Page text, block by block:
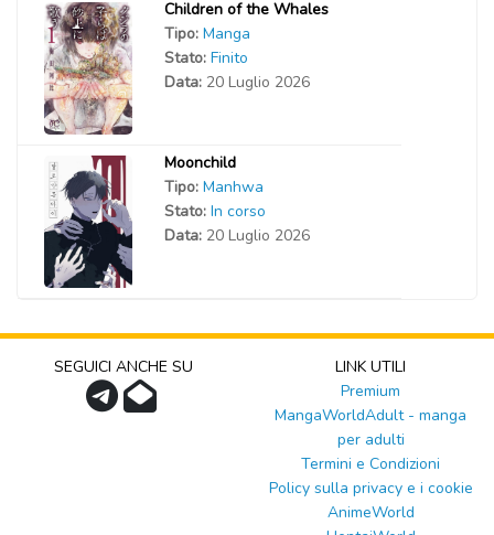
Children of the Whales
Tipo: Manga
Stato: Finito
Data: 20 Luglio 2026
Moonchild
Tipo: Manhwa
Stato: In corso
Data: 20 Luglio 2026
SEGUICI ANCHE SU
LINK UTILI
Premium
MangaWorldAdult - manga
per adulti
Termini e Condizioni
Policy sulla privacy e i cookie
AnimeWorld